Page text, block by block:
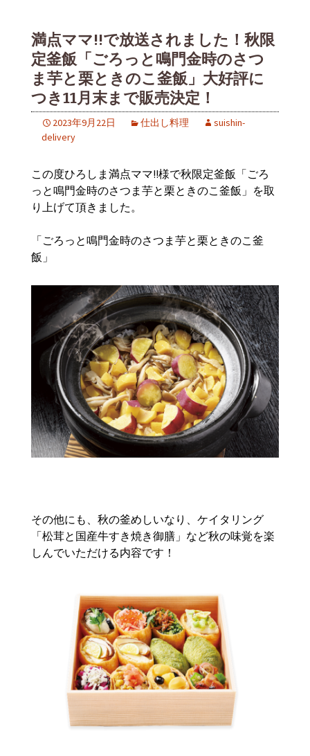
満点ママ!!で放送されました！秋限
定釜飯「ごろっと鳴門金時のさつ
ま芋と栗ときのこ釜飯」大好評に
つき11月末まで販売決定！
2023年9月22日 仕出し料理
suishin-
delivery
この度ひろしま満点ママ!!様で秋限定釜飯「ごろ
っと鳴門金時のさつま芋と栗ときのこ釜飯」を取
り上げて頂きました。
「ごろっと鳴門金時のさつま芋と栗ときのこ釜
飯」
その他にも、秋の釜めしいなり、ケイタリング
「松茸と国産牛すき焼き御膳」など秋の味覚を楽
しんでいただける内容です！